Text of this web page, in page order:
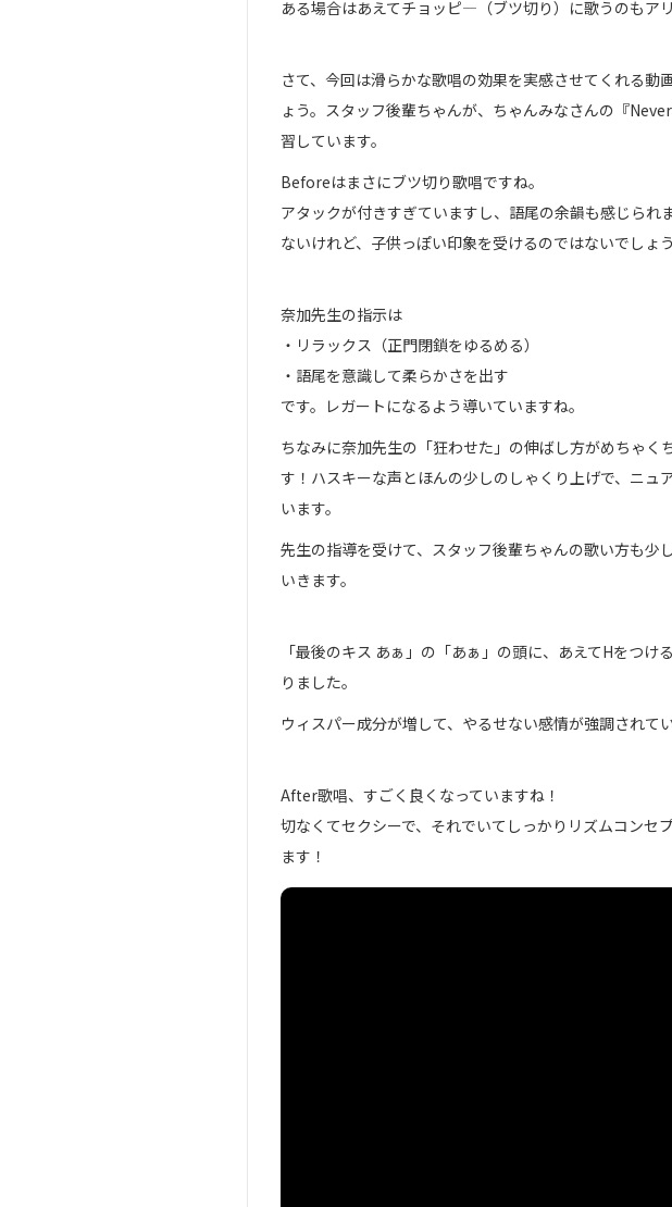
ある場合はあえてチョッピ―（ブツ切り）に歌うのもアリ
さて、今回は滑らかな歌唱の効果を実感させてくれる動
ょう。スタッフ後輩ちゃんが、ちゃんみなさんの『
習しています。
Beforeはまさにブツ切り歌唱ですね。
アタックが付きすぎていますし、語尾の余韻も感じられ
ないけれど、子供っぽい印象を受けるのではないでしょう
奈加先生の指示は
・リラックス（正門閉鎖をゆるめる）
・語尾を意識して柔らかさを出す
です。レガートになるよう導いていますね。
ちなみに奈加先生の「狂わせた」の伸ばし方がめちゃく
す！ハスキーな声とほんの少しのしゃくり上げで、ニュ
います。
先生の指導を受けて、スタッフ後輩ちゃんの歌い方も少
いきます。
「最後のキス あぁ」の「あぁ」の頭に、あえてHをつけ
りました。
ウィスパー成分が増して、やるせない感情が強調されてい
After歌唱、すごく良くなっていますね！
切なくてセクシーで、それでいてしっかりリズムコンセ
ます！